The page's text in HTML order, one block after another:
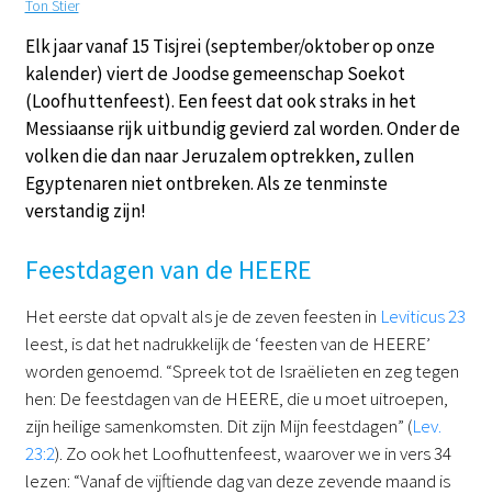
Ton Stier
Elk jaar vanaf 15 Tisjrei (september/oktober op onze
kalender) viert de Joodse gemeenschap Soekot
(Loofhuttenfeest). Een feest dat ook straks in het
Messiaanse rijk uitbundig gevierd zal worden. Onder de
volken die dan naar Jeruzalem optrekken, zullen
Egyptenaren niet ontbreken. Als ze tenminste
verstandig zijn!
Feestdagen van de HEERE
Het eerste dat opvalt als je de zeven feesten in Leviticus 23
leest, is dat het nadrukkelijk de ‘feesten van de HEERE’
worden genoemd. “Spreek tot de Israëlieten en zeg tegen
hen: De feestdagen van de HEERE, die u moet uitroepen,
zijn heilige samenkomsten. Dit zijn Mijn feestdagen” (Lev.
23:2). Zo ook het Loofhuttenfeest, waarover we in vers 34
lezen: “Vanaf de vijftiende dag van deze zevende maand is